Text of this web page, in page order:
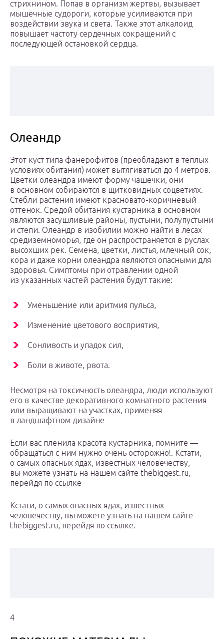
стрихнином. Попав в организм жертвы, вызывает
мышечные судороги, которые усиливаются при
воздействии звука и света. Также этот алкалоид
повышает частоту сердечных сокращений с
последующей остановкой сердца.
Олеандр
Этот куст типа фанерофитов (преобладают в теплых
условиях обитания) может вытягиваться до 4 метров.
Цветки олеандра имеют форму чашечки, они
в основном собираются в щитковидных соцветиях.
Стебли растения имеют красновато-коричневый
оттенок. Средой обитания кустарника в основном
являются засушливые районы, пустыни, полупустыни
и степи. Олеандр в изобилии можно найти в лесах
средиземноморья, где он распространяется в руслах
высохших рек. Семена, цветки, листья, млечный сок,
кора и даже корни олеандра являются опасными для
здоровья. Симптомы при отравлении одной
из указанных частей растения будут такие:
Уменьшение или аритмия пульса,
Изменение цветового восприятия,
Сонливость и упадок сил,
Боли в животе, рвота.
Несмотря на токсичность олеандра, люди используют
его в качестве декоративного комнатного растения
или выращивают на участках, применяя
в ландшафтном дизайне
Если вас пленила красота кустарника, помните —
обращаться с ним нужно очень осторожно!. Кстати,
о самых опасных ядах, известных человечеству,
вы можете узнать на нашем сайте thebiggest.ru,
перейдя по ссылке
Кстати, о самых опасных ядах, известных
человечеству, вы можете узнать на нашем сайте
thebiggest.ru, перейдя по ссылке.
4